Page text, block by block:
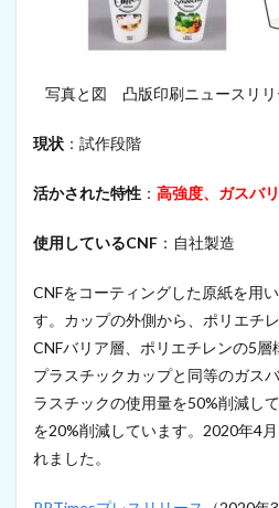
3
元
プ
ン
ー
用
材
11.1
セ
サ
ー
11.2
3
写真と図 凸版印刷ニュースリリ
現状 ：試作段階
活かされた特性 ： 高強度、ガスバ
使用しているCNF ：自社製造
CNFをコーティングした原紙を用
す。カップの外側から、ポリエチ
CNFバリア層、ポリエチレンの5
プラスチックカップと同等のガス
ラスチックの使用量を50%削減し
を20%削減しています。2020年4
れました。